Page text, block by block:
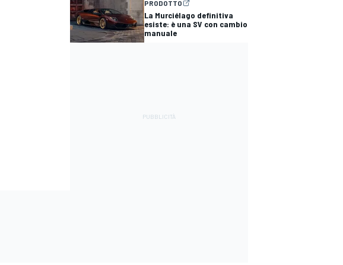
PRODOTTO
La Murciélago definitiva
esiste: è una SV con cambio
manuale